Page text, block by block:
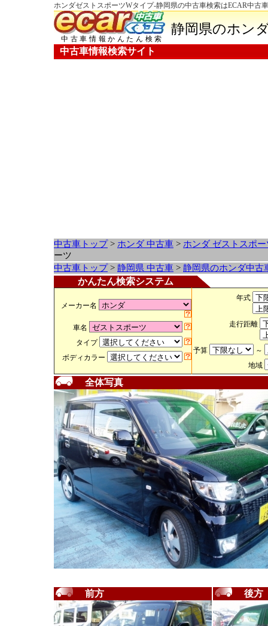
ホンダゼストスポーツWタイプ-静岡県の中古車検索はECAR中古
中古車情報かんたん検索
静岡県のホン
中古車情報検索サイト
中古車トップ> ホンダ 中古車 > ホンダ ゼストスポ
ーツ
中古車トップ> 静岡県 中古車 > 静岡県のホンダ中古
かんたん検索システム
メーカー名
車名
タイプ
ボディカラー
年式
走行距離
予算
～
地域
全体写真
前方 後方